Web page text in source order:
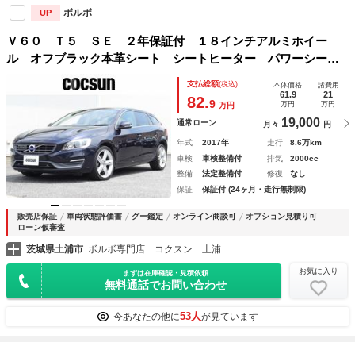
UP ボルボ
Ｖ６０ Ｔ５ ＳＥ ２年保証付 １８インチアルミホイー
ル オフブラック本革シート シートヒーター パワーシー
ト ナビゲーション リアビューカメラ アイドリングストッ
プ アダプティブクルーズコントロール 禁煙車
支払総額(税込)
82.9 万円
本体価格
61.9
万円
諸費用
21
万円
通常ローン 月々 19,000 円
年式 2017年 走行
8.6万km
車検
車検整備付 排気
2000cc
整備
法定整備付 修復
なし
保証
保証付 (24ヶ月・走行無制限)
販売店保証 車両状態評価書 グー鑑定 オンライン商談可
オプション見積り可
ローン仮審査
茨城県土浦市 ボルボ専門店 コクスン 土浦
まずは在庫確認・見積依頼
無料通話でお問い合わせ
お気に入り
今あなたの他に53人が見ています